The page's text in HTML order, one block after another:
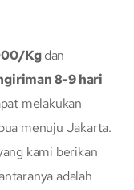
Kgdan
8-9 hari
melakukan
menuju Jakarta.
kami berikan
adalah